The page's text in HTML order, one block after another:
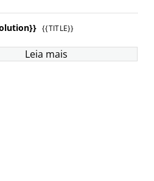
{{TITLE}}
Leia mais